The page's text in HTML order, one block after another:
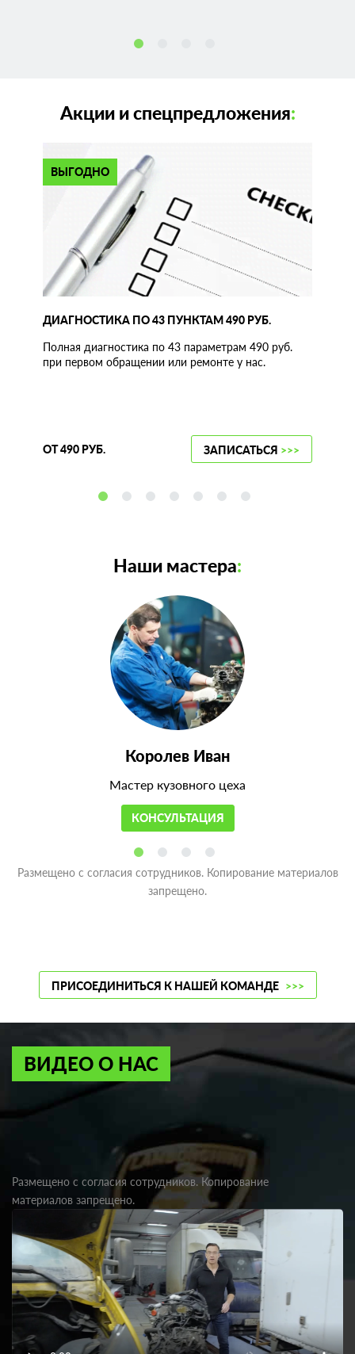
Акции и спецпредложения:
ВЫГОДНО
ДИАГНОСТИКА ПО 43 ПУНКТАМ 490 РУБ.
Полная диагностика по 43 параметрам 490 руб.
при первом обращении или ремонте у нас.
ОТ 490 РУБ. ЗАПИСАТЬСЯ >>>
Наши мастера:
Королев Иван
Мастер кузовного цеха
КОНСУЛЬТАЦИЯ
Размещено с согласия сотрудников. Копирование материалов
запрещено.
ПРИСОЕДИНИТЬСЯ К НАШЕЙ КОМАНДЕ >>>
ВИДЕО О НАС
Размещено с согласия сотрудников. Копирование
материалов запрещено.